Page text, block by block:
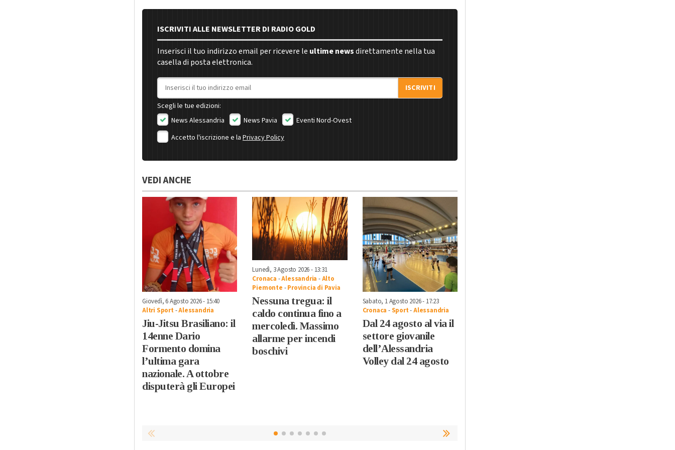
ISCRIVITI ALLE NEWSLETTER DI RADIO GOLD
Inserisci il tuo indirizzo email per ricevere le ultime newsdirettamente nella tua
casella di posta elettronica.
Indirizzo email
ISCRIVITI
Scegli le tue edizioni:
News Alessandria
News Pavia
Eventi Nord-Ovest
Accetto l'iscrizione e la Privacy Policy
VEDI ANCHE
Giovedì, 6 Agosto 2026 - 15:40
Altri Sport -Alessandria
Jiu-Jitsu Brasiliano: il
14enne Dario
Formento domina
l’ultima gara
nazionale. A ottobre
disputerà gli Europei
Lunedì, 3 Agosto 2026 - 13:31
Cronaca -Alessandria -Alto
Piemonte -Provincia di Pavia
Nessuna tregua: il
caldo continua fino a
mercoledì. Massimo
allarme per incendi
boschivi
Sabato, 1 Agosto 2026 - 17:23
Cronaca -Sport-Alessandria
Dal 24 agosto al via il
settore giovanile
dell’Alessandria
Volley dal 24 agosto